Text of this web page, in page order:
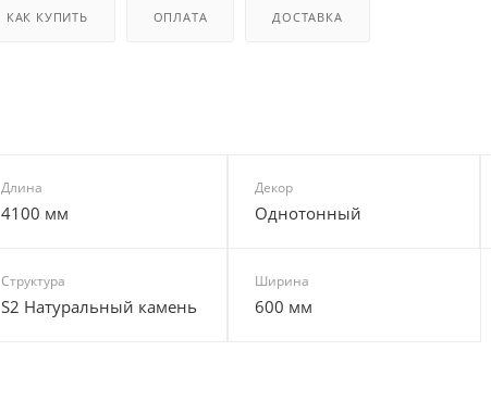
КАК КУПИТЬ ОПЛАТА ДОСТАВКА
Длина
4100 мм
Декор
Однотонный
Структура
S2 Натуральный камень
Ширина
600 мм